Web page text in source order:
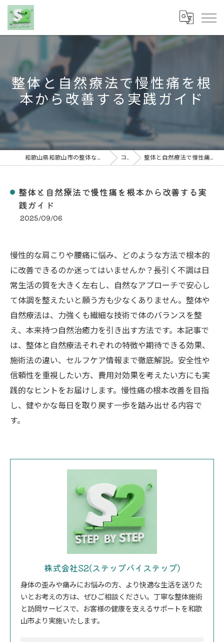
整体と自然療法で慢性痛を根
本から改善する実践ガイド
和歌山県和歌山市の整体なら株式会社S2(ステップバイステップ) コラム 整体と自然療法で慢性痛を根本から改善する実践ガイド
整体と自然療法で慢性痛を根本から改善する実
践ガイド
2025/09/06
慢性的な肩こりや腰痛に悩み、どのような方法で根本的
に改善できるのか迷ってはいませんか？長引く不調は日
常生活の質を大きく左右し、自然なアプローチで安心し
て体調を整えたいと願う方も少なくありません。整体や
自然療法は、力強くも繊細な技術で体のバランスを整
え、本来持つ自然治癒力を引き出す方法です。本記事で
は、整体と自然療法それぞれの特徴や期待できる効果、
施術法の違い、セルフケア情報まで徹底解説。安全性や
信頼性を重視したい方、費用対効果を考えたい方にも実
践的なヒントをお届けします。慢性痛の根本改善を目指
し、健やかな毎日を取り戻す一歩を踏み出せる内容で
す。
株式会社S2(ステップバイステップ)
身体の歪みや痛みにお悩みの方、より快適な生活を送りた
いとお考えの方は、ぜひご相談ください。丁寧な整体施術
と訪問サービスで、お客様の健康を支えるサポートを和歌
山市より実施いたします。